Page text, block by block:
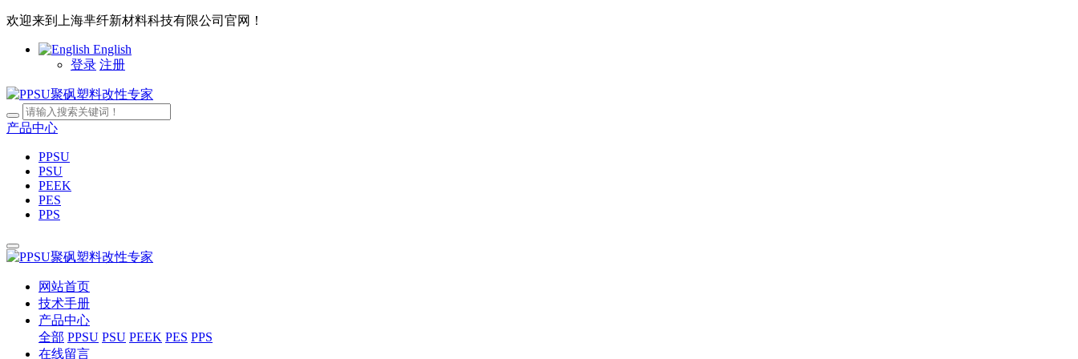
欢迎来到上海芈纤新材料科技有限公司官网！
English
登录 注册
产品中心
PPSU
PSU
PEEK
PES
PPS
网站首页
技术手册
产品中心
全部 PPSU PSU PEEK PES PPS
在线留言